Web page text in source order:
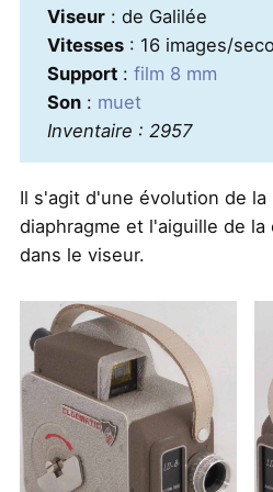
Viseur: de Galilée
Vitesses: 16 images/
Support: film 8 mm
Son: muet
Inventaire : 2957
Il s'agit d'une évolution de la
diaphragme et l'aiguille de
dans le viseur.